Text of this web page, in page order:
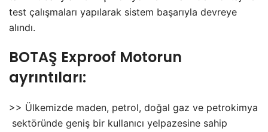
test çalışmaları yapılarak sistem başarıyla devreye
alındı.
BOTAŞ Exproof Motorun
ayrıntıları:
>> Ülkemizde maden, petrol, doğal gaz ve petrokimya
sektöründe geniş bir kullanıcı yelpazesine sahip